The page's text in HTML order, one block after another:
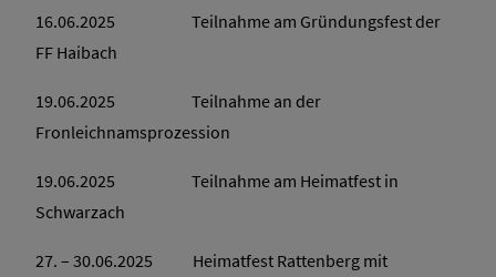
16.06.2025 Teilnahme am Gründungsfest der
FF Haibach
19.06.2025 Teilnahme an der
Fronleichnamsprozession
19.06.2025 Teilnahme am Heimatfest in
Schwarzach
27. – 30.06.2025 Heimatfest Rattenberg mit